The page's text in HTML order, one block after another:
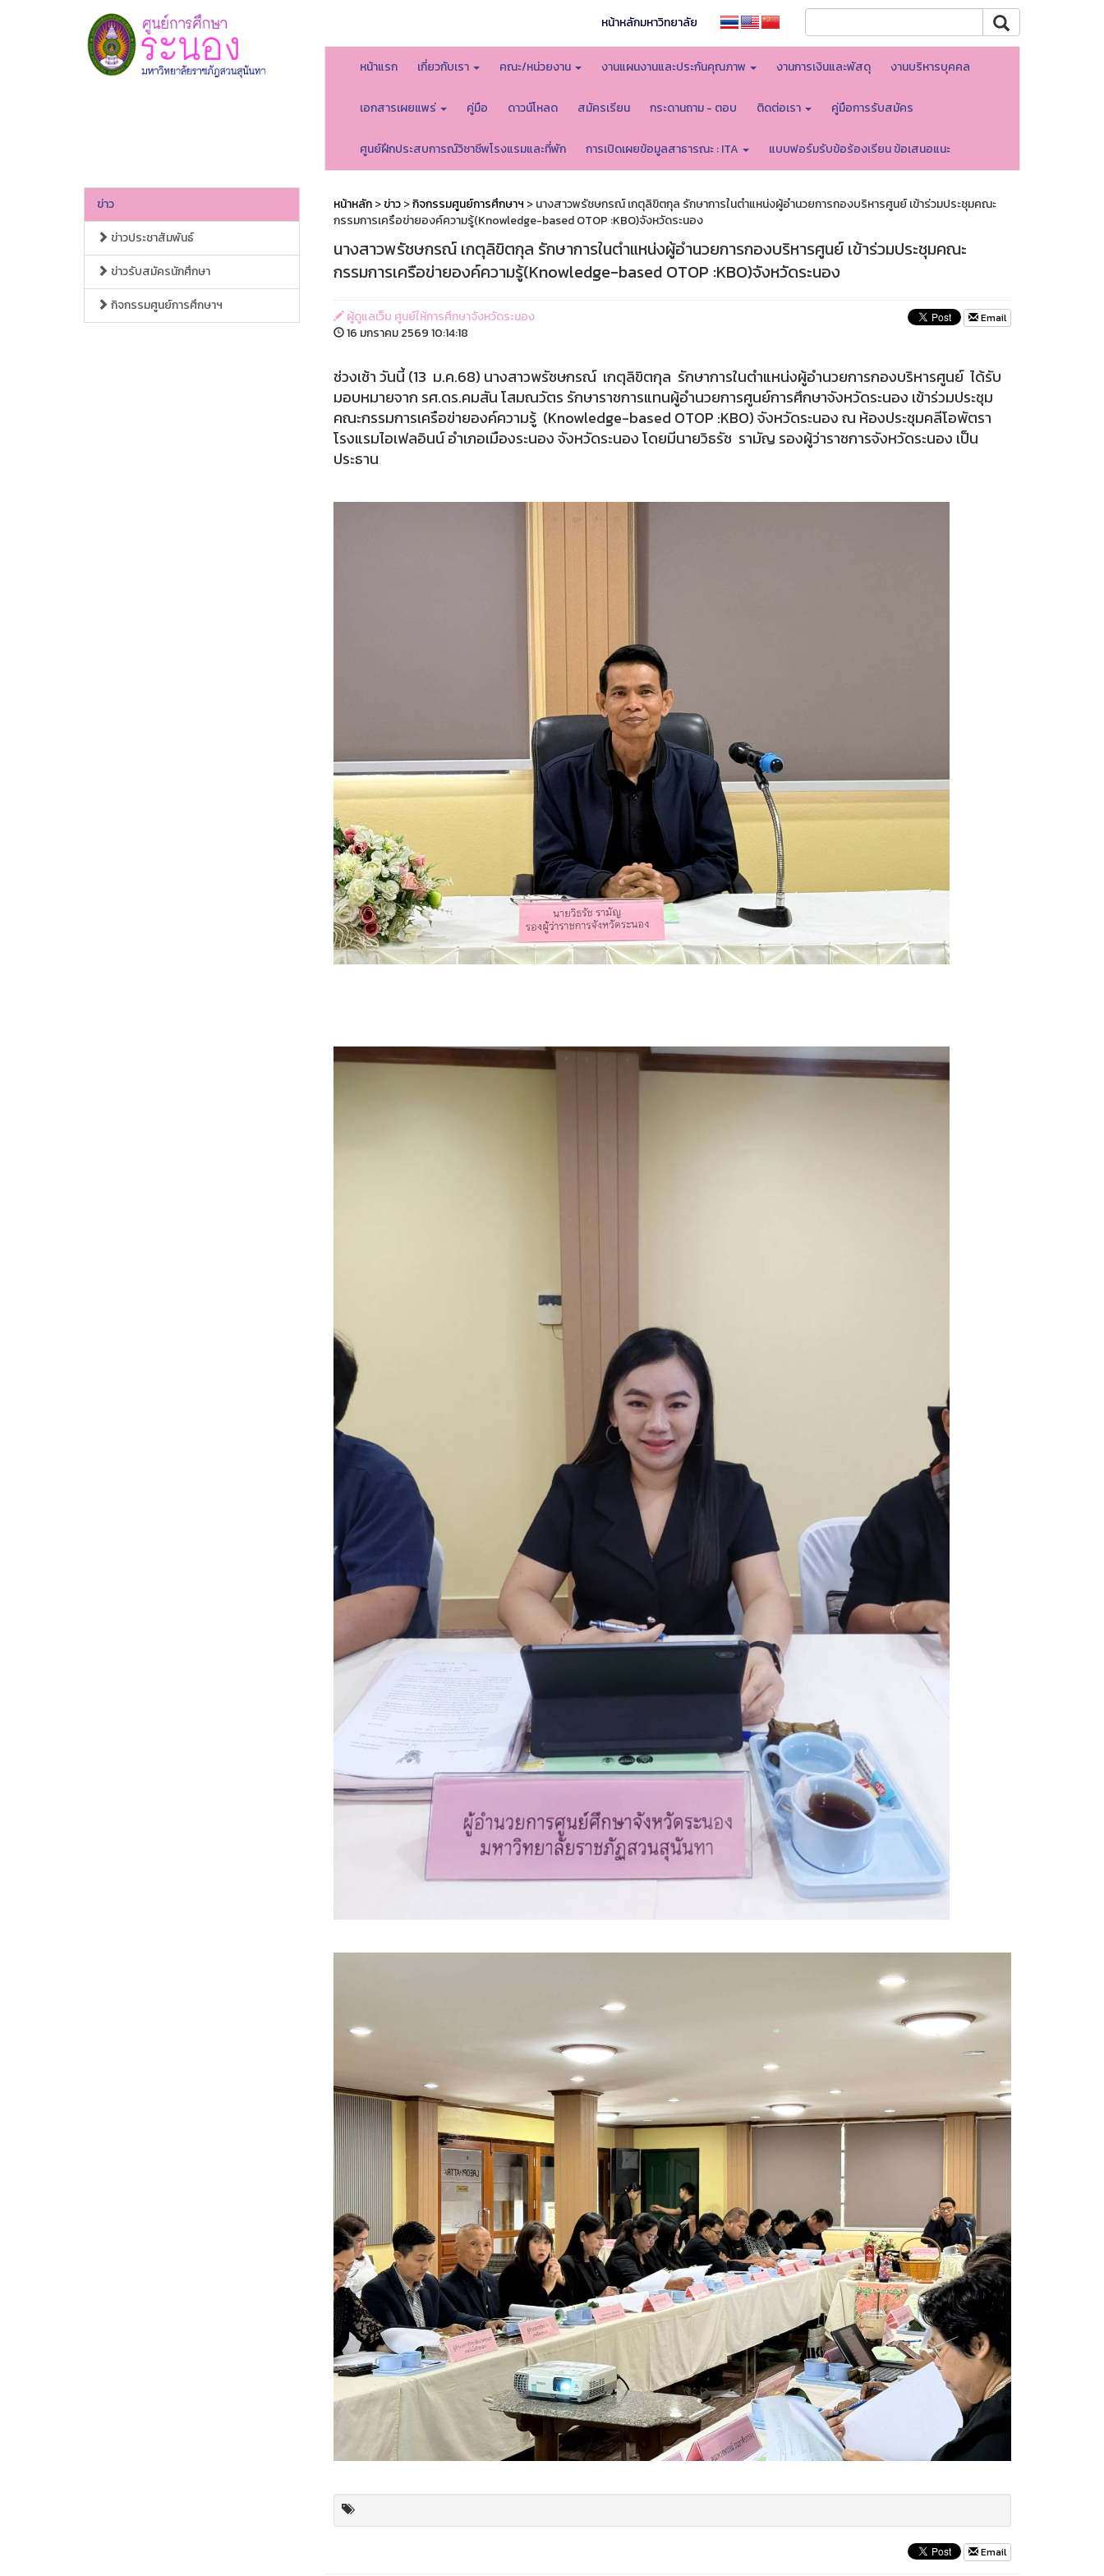
หน้าหลักมหาวิทยาลัย
หน้าแรก เกี่ยวกับเรา คณะ/หน่วยงาน งานแผนงานและประกันคุณภาพ งานการเงินและพัสดุ งานบริหารบุคคล
เอกสารเผยแพร่ คู่มือ ดาวน์โหลด สมัครเรียน กระดานถาม - ตอบ ติดต่อเรา คู่มือการรับสมัคร
ศูนย์ฝึกประสบการณ์วิชาชีพโรงแรมและที่พัก การเปิดเผยข้อมูลสาธารณะ : ITA แบบฟอร์มรับข้อร้องเรียน ข้อเสนอแนะ
ข่าว
ข่าวประชาสัมพันธ์
ข่าวรับสมัครนักศึกษา
กิจกรรมศูนย์การศึกษาฯ
หน้าหลัก>ข่าว>กิจกรรมศูนย์การศึกษาฯ > นางสาวพรัชษกรณ์ เกตุลิขิตกุล รักษาการในตำแหน่งผู้อำนวยการกองบริหารศูนย์ เข้าร่วมประชุมคณะ
กรรมการเครือข่ายองค์ความรู้​ (Knowledge-based OTOP :KBO)​ จังหวัดระนอง​
นางสาวพรัชษกรณ์ เกตุลิขิตกุล รักษาการในตำแหน่งผู้อำนวยการกองบริหารศูนย์ เข้าร่วมประชุมคณะ
กรรมการเครือข่ายองค์ความรู้​ (Knowledge-based OTOP :KBO)​ จังหวัดระนอง​
ผู้ดูแลเว็บ ศูนย์ให้การศึกษาจังหวัดระนอง
16 มกราคม 2569 10:14:18
Email
ช่วงเช้า วันนี้ (13 ม.ค.68) นางสาวพรัชษกรณ์ เกตุลิขิตกุล รักษาการในตำแหน่งผู้อำนวยการกองบริหารศูนย์ ได้รับ
มอบหมายจาก รศ.ดร.คมสัน โสมณวัตร รักษาราชการแทนผู้อำนวยการศูนย์การศึกษาจังหวัดระนอง เข้าร่วมประชุม
คณะกรรมการเครือข่ายองค์ความรู้ (Knowledge-based OTOP :KBO) จังหวัดระนอง ณ ห้องประชุมคลีโอพัตรา
โรงแรมไอเฟลอินน์ อำเภอเมืองระนอง จังหวัดระนอง โดยมีนายวิธรัช รามัญ รองผู้ว่าราชการจังหวัดระนอง เป็น
ประธาน
Email